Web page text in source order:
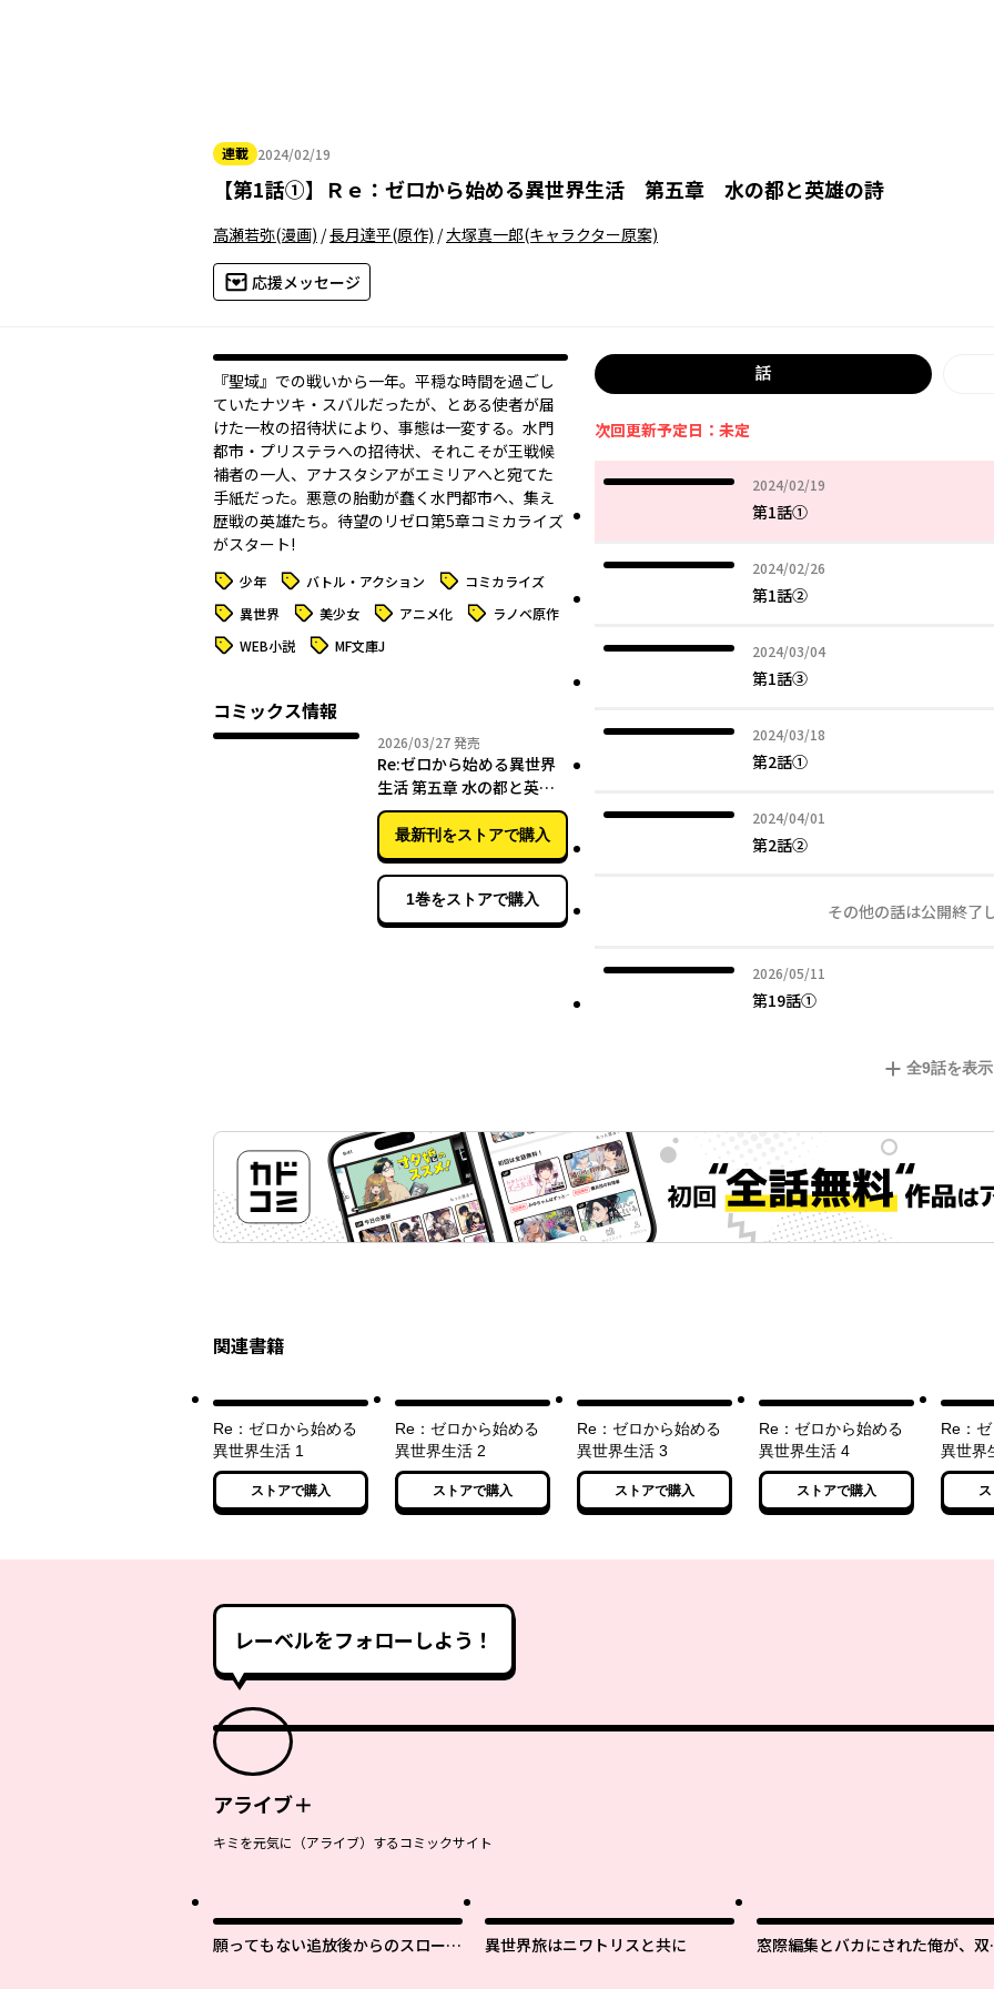
連載 2024/02/19
2024年02月19日
【第1話①】 Ｒｅ：ゼロから始める異世界生活 第五章 水の都と英雄の詩
高瀬若弥(漫画) /長月達平(原作) /大塚真一郎(キャラクター原案)
応援メッセージ
『聖域』での戦いから一年。平穏な時間を過ごし
ていたナツキ・スバルだったが、とある使者が届
けた一枚の招待状により、事態は一変する。水門
都市・プリステラへの招待状、それこそが王戦候
補者の一人、アナスタシアがエミリアへと宛てた
手紙だった。悪意の胎動が蠢く水門都市へ、集え
歴戦の英雄たち。待望のリゼロ第5章コミカライズ
がスタート!
タグ 少年 タグ バトル・アクション タグ コミカライズ
タグ 異世界 タグ 美少女 タグ アニメ化 タグ ラノベ原作
タグ WEB小説 タグ MF文庫J
コミックス情報
2026/03/272026年03月27日
発売
Re:ゼロから始める異世界
生活 第五章 水の都と英雄
の詩 ３
最新刊をストアで購入
1巻をストアで購入
話
次回更新予定日：未定
2024/02/19
2024年02月19日
第1話①
2024/02/26
2024年02月26日
第1話②
2024/03/04
2024年03月04日
第1話③
2024/03/18
2024年03月18日
第2話①
2024/04/01
2024年04月01日
第2話②
その他の話は公開終了
2026/05/11
2026年05月11日
第19話①
全9話を表示
関連書籍
Re：ゼロから始める
異世界生活 1
ストアで購入
Re：ゼロから始める
異世界生活 2
ストアで購入
Re：ゼロから始める
異世界生活 3
ストアで購入
Re：ゼロから始める
異世界生活 4
ストアで購入
Re：
異世界
レーベルをフォローしよう！
アライブ＋
キミを元気に（アライブ）するコミックサイト
願ってもない追放後からのスローラ
異世界旅はニワトリスと共に
窓際編集とバカにされた俺が、双